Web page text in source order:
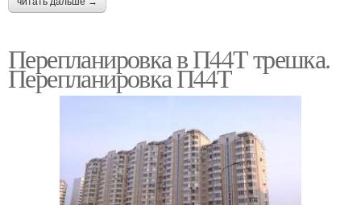
Перепланировка в П44Т трешка.
Перепланировка П44Т